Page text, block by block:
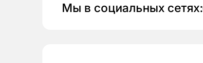
Мы в социальных сетях: